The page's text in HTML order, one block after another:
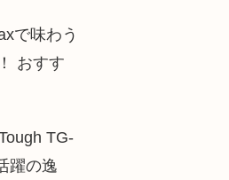
で味わう
おすす
TG-
躍の逸